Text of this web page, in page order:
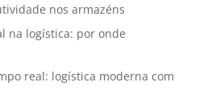
nos armazéns
na logística: por onde
real: logística moderna com